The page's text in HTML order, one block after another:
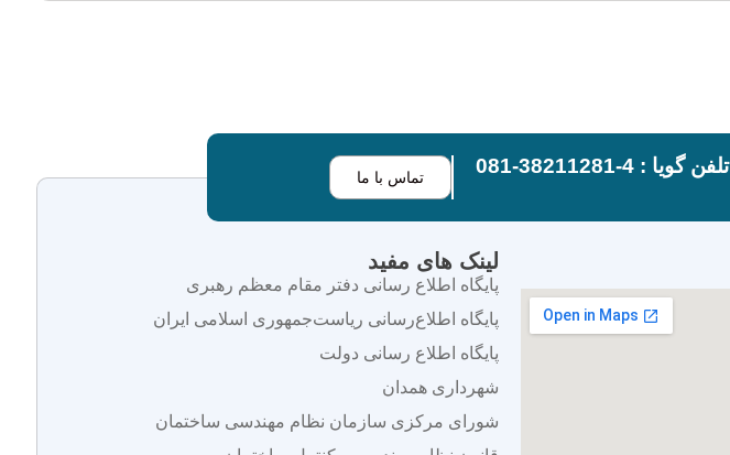
تلفن گویا : 4-38211281-081 تماس با ما
لینک های مفید
پایگاه اطلاع رسانی دفتر مقام معظم رهبری
پایگاه اطلاع‌رسانی ریاست‌جمهوری اسلامی ایران
پایگاه اطلاع رسانی دولت
شهرداری همدان
شورای مرکزی سازمان نظام مهندسی ساختمان